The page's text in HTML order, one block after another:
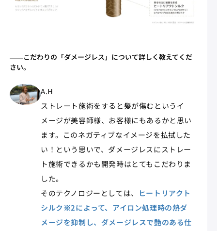
――こだわりの「ダメージレス」について詳しく教えてくだ
さい。
A.H
ストレート施術をすると髪が傷むというイ
メージが美容師様、お客様にもあるかと思い
ます。このネガティブなイメージを払拭した
い！という思いで、ダメージレスにストレー
ト施術できるかも開発時はとてもこだわりま
した。
そのテクノロジーとしては、
ヒートリアクト
シルク※2によって、アイロン処理時の熱ダ
メージを抑制し、ダメージレスで艶のある仕